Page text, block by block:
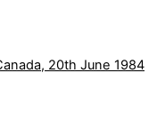
20th June 1984